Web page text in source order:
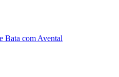
Bata com Avental